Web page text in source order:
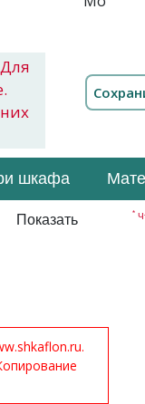
шкафа
Показать *